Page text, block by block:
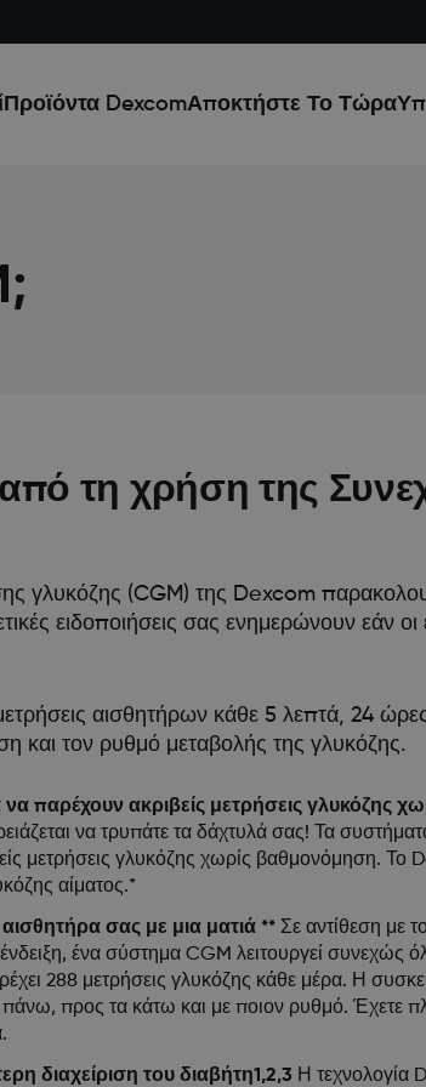
Προϊόντα DexcomΑποκτήστε Το Τώρα
από τη χρήση της
γλυκόζης (CGM) της Dexcom
ειδοποιήσεις σας ενημερώνουν εάν
αισθητήρων κάθε 5 λεπτά, 24
και τον ρυθμό μεταβολής της γλυκόζης.
να παρέχουν ακριβείς μετρήσεις γλυκόζης
να τρυπάτε τα δάχτυλά σας! Τα
μετρήσεις γλυκόζης χωρίς βαθμονόμηση.
αίματος.*
σας με μια ματιά ** Σε αντίθεση με
ένα σύστημα CGM λειτουργεί συνεχώς
288 μετρήσεις γλυκόζης κάθε μέρα. Η
προς τα κάτω και με ποιον ρυθμό. Έχετε
διαχείριση του διαβήτη1,2,3 Η τεχνολογία